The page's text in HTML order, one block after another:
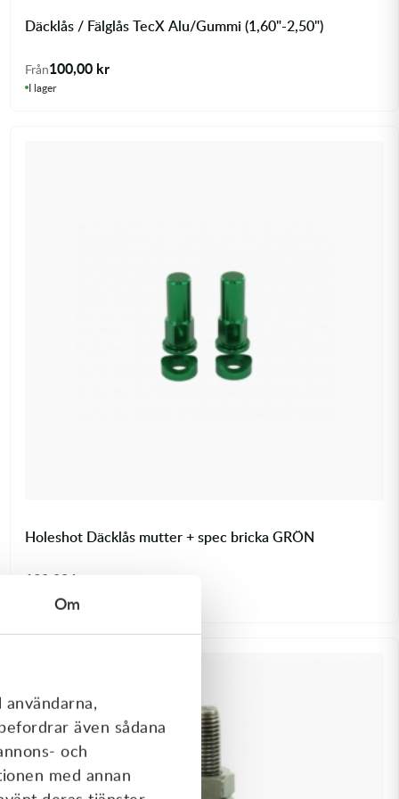
Om
även sådana
och
med annan
Däcklås / Fälglås TecX Alu/Gummi (1,60"-2,50")
Från100,00 kr
I lager
Holeshot Däcklås mutter + spec bricka GRÖN
139,00 kr
I lager